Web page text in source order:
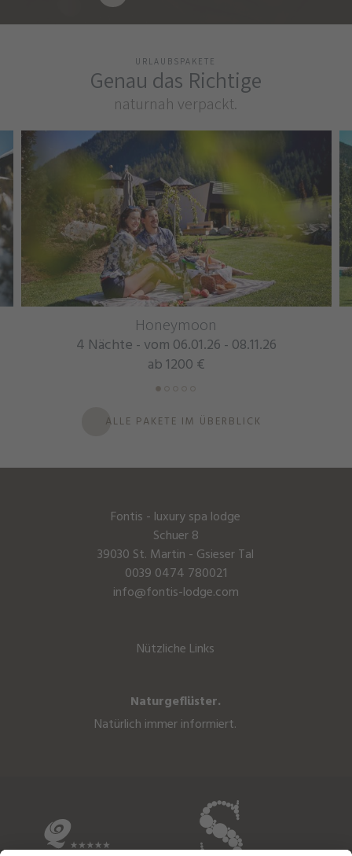
URLAUBSPAKETE
Genau das Richtige
naturnah verpackt.
06.01.26 - 08.11.26
7 Nächte -
ALLE PAKETE IM ÜBERBLICK
Fontis - luxury spa lodge
Schuer 8
39030 St. Martin - Gsieser Tal
0039 0474 780021
info@fontis-lodge.com
Nützliche Links
Naturgeflüster.
Natürlich immer informiert.